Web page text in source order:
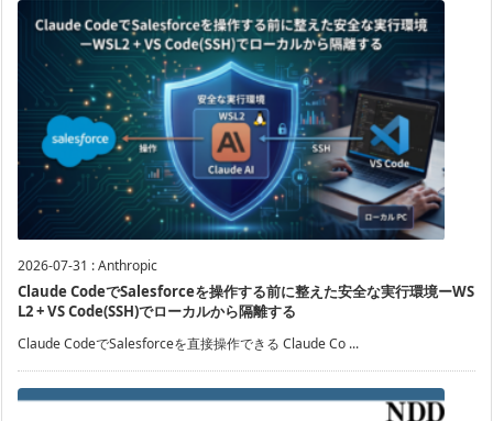
2026-07-31 :Anthropic
Claude CodeでSalesforceを操作する前に整えた安全な実行環境ーWS
L2 + VS Code(SSH)でローカルから隔離する
Claude CodeでSalesforceを直接操作できる Claude Co ...